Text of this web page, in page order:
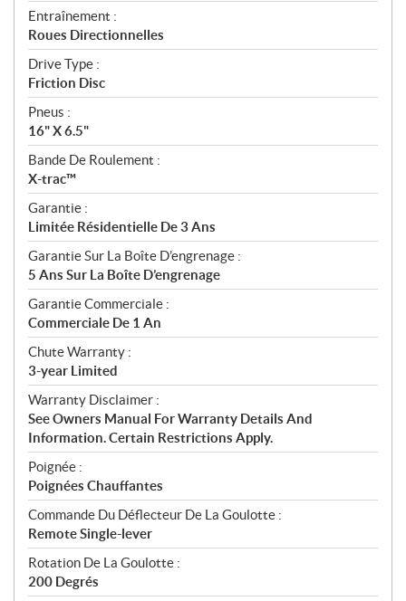
Entraînement :
Roues Directionnelles
Drive Type :
Friction Disc
Pneus :
16" X 6.5"
Bande De Roulement :
X-trac™
Garantie :
Limitée Résidentielle De 3 Ans
Garantie Sur La Boîte D’engrenage :
5 Ans Sur La Boîte D’engrenage
Garantie Commerciale :
Commerciale De 1 An
Chute Warranty :
3-year Limited
Warranty Disclaimer :
See Owners Manual For Warranty Details And
Information. Certain Restrictions Apply.
Poignée :
Poignées Chauffantes
Commande Du Déflecteur De La Goulotte :
Remote Single-lever
Rotation De La Goulotte :
200 Degrés